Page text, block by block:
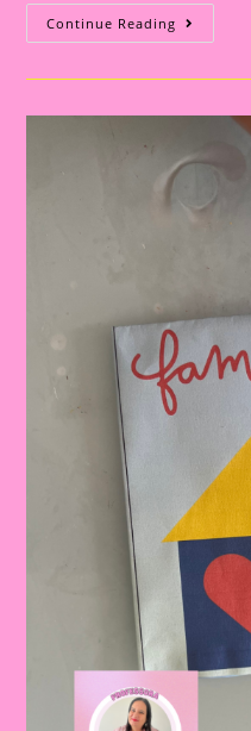
Continue Reading Atividade
Com
Tema